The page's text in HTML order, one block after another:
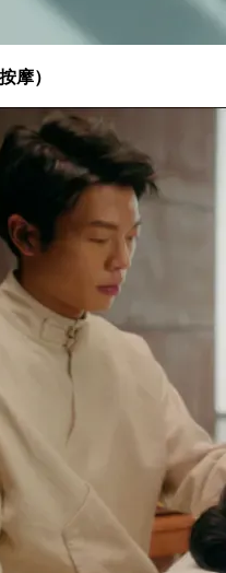
摩）